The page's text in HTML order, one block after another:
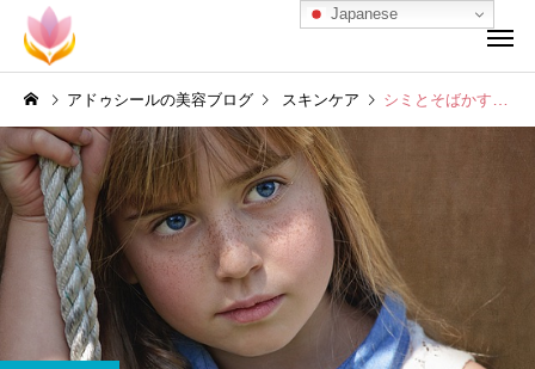
アドゥシールの美容ブログ スキンケア シミとそばかすの違いは？
Japanese